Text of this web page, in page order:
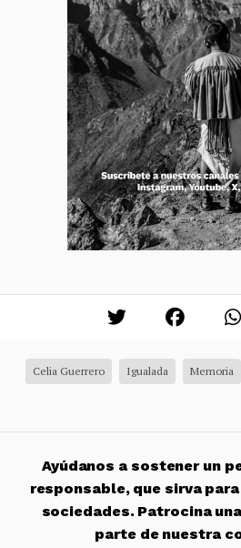
Celia Guerrero Igualada Memoria
Ayúdanos a sostener un
responsable, que sirva
sociedades. Patrocina
parte de nuestra